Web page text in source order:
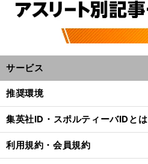
サービス
推奨環境
集英社ID・スポルティーバIDとは
利用規約・会員規約